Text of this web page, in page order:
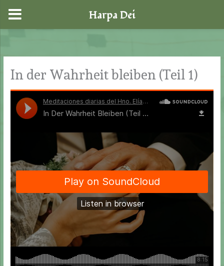
springen
In der Wahrheit bleiben (Teil 1)
Harpa Dei